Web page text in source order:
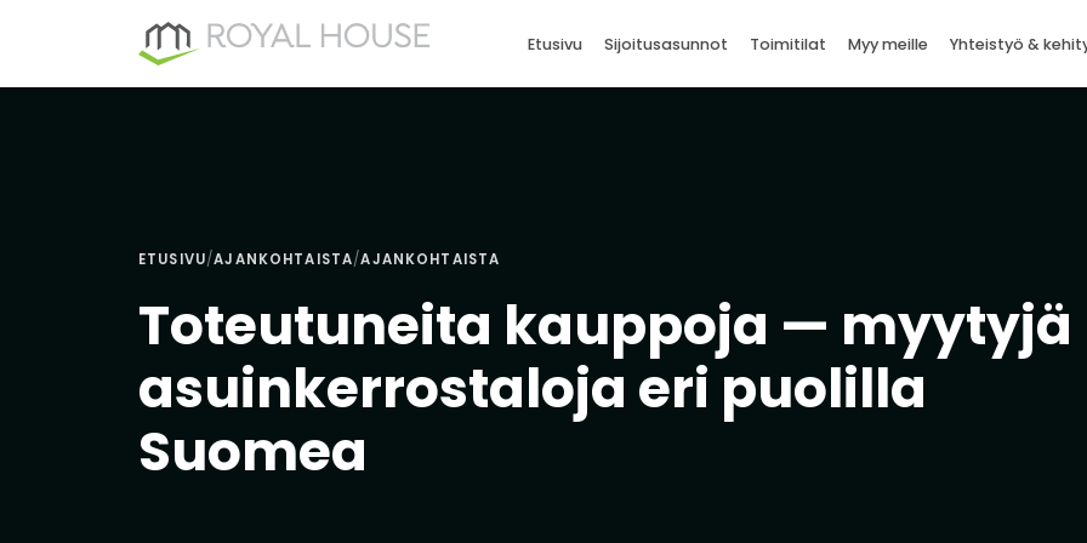
Etusivu Sijoitusasunnot Toimitilat Myy meille Yhteistyö &
ETUSIVU/AJANKOHTAISTA/AJANKOHTAISTA
Toteutuneita kauppoja — myytyjä
asuinkerrostaloja eri puolilla
Suomea